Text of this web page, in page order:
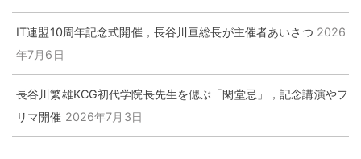
IT連盟10周年記念式開催，長谷川亘総長が主催者あいさつ 2026
年7月6日
長谷川繁雄KCG初代学院長先生を偲ぶ「閑堂忌」，記念講演やフ
リマ開催 2026年7月3日